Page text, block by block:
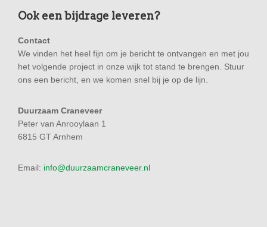
Ook een bijdrage leveren?
Contact
We vinden het heel fijn om je bericht te ontvangen en met jou
het volgende project in onze wijk tot stand te brengen. Stuur
ons een bericht, en we komen snel bij je op de lijn.
Duurzaam Craneveer
Peter van Anrooylaan 1
6815 GT Arnhem
Email: info@duurzaamcraneveer.nl